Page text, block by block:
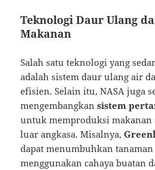
Teknologi Daur Ulang
Makanan
Salah satu teknologi yang
adalah sistem daur ulang air
efisien. Selain itu, NASA juga
mengembangkansistem
untuk memproduksi makanan
luar angkasa. Misalnya,
dapat menumbuhkan tanaman
menggunakan cahaya buatan